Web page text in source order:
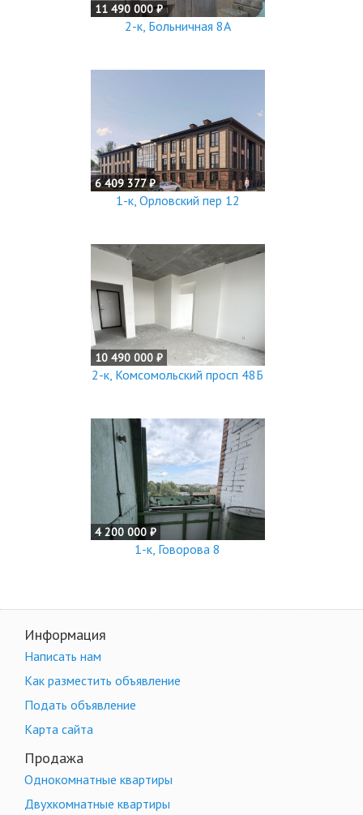
11 490 000 ₽
2-к, Больничная 8А
6 409 377 ₽
1-к, Орловский пер 12
10 490 000 ₽
2-к, Комсомольский просп 48Б
4 200 000 ₽
1-к, Говорова 8
Информация
Написать нам
Как разместить объявление
Подать объявление
Карта сайта
Продажа
Однокомнатные квартиры
Двухкомнатные квартиры